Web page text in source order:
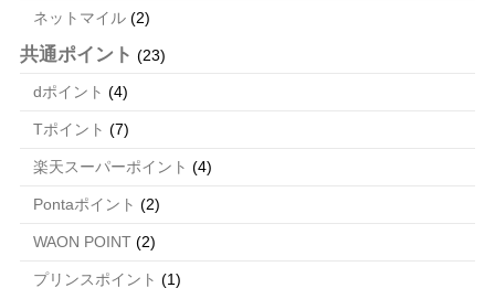
ネットマイル(2)
共通ポイント (23)
dポイント (4)
Tポイント (7)
楽天スーパーポイント (4)
Pontaポイント (2)
WAON POINT(2)
プリンスポイント (1)